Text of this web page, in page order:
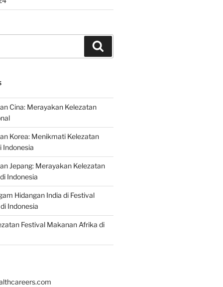
Cina: Merayakan Kelezatan
Korea: Menikmati Kelezatan
Indonesia
Jepang: Merayakan Kelezatan
Indonesia
Hidangan India di Festival
Indonesia
Festival Makanan Afrika di